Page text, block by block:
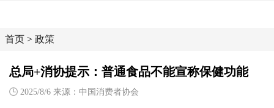
首页 > 政策
总局+消协提示：普通食品不能宣称保健功能
2025/8/6 来源：中国消费者协会